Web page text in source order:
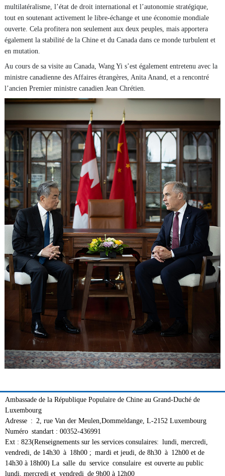
multilatéralisme, l’état de droit international et l’autonomie stratégique,
tout en soutenant activement le libre-échange et une économie mondiale
ouverte. Cela profitera non seulement aux deux peuples, mais apportera
également la stabilité de la Chine et du Canada dans ce monde turbulent et
en mutation.
Au cours de sa visite au Canada, Wang Yi s’est également entretenu avec la
ministre canadienne des Affaires étrangères, Anita Anand, et a rencontré
l’ancien Premier ministre canadien Jean Chrétien.
Ambassade de la République Populaire de Chine au Grand-Duché de
Luxembourg
Adresse : 2, rue Van der Meulen,Dommeldange, L-2152 Luxembourg
Numéro standart : 00352-436991
Ext : 823(Renseignements sur les services consulaires: lundi, mercredi,
vendredi, de 14h30 à 18h00 ; mardi et jeudi, de 8h30 à 12h00 et de
14h30 à 18h00) La salle du service consulaire est ouverte au public
lundi, mercredi et vendredi de 9h00 à 12h00